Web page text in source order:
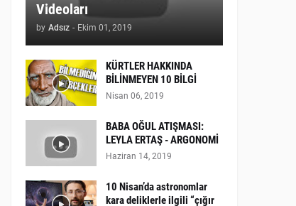
Videoları
by Adsız - Ekim 01, 2019
KÜRTLER HAKKINDA
BİLİNMEYEN 10 BİLGİ
Nisan 06, 2019
BABA OĞUL ATIŞMASI:
LEYLA ERTAŞ - ARGONOMİ
Haziran 14, 2019
10 Nisan’da astronomlar
kara deliklerle ilgili “çığır